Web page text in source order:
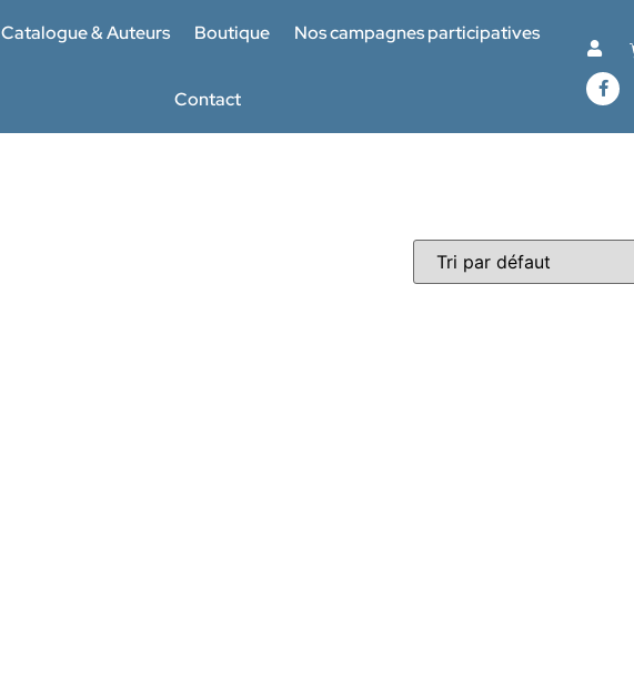
Catalogue & Auteurs Boutique Nos campagnes participatives
Contact